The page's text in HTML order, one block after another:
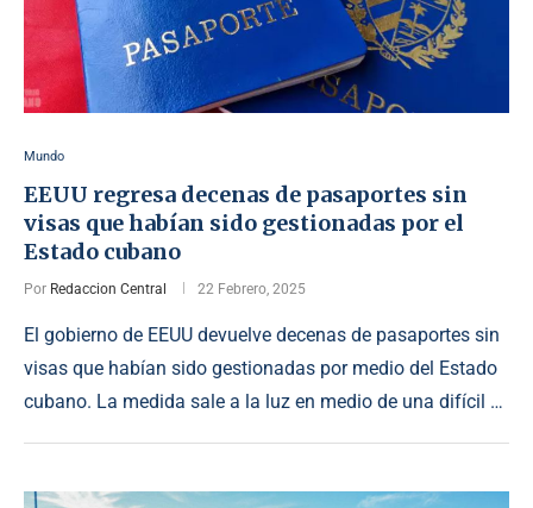
Mundo
EEUU regresa decenas de pasaportes sin
visas que habían sido gestionadas por el
Estado cubano
Por Redaccion Central 22 Febrero, 2025
El gobierno de EEUU devuelve decenas de pasaportes sin
visas que habían sido gestionadas por medio del Estado
cubano. La medida sale a la luz en medio de una difícil …